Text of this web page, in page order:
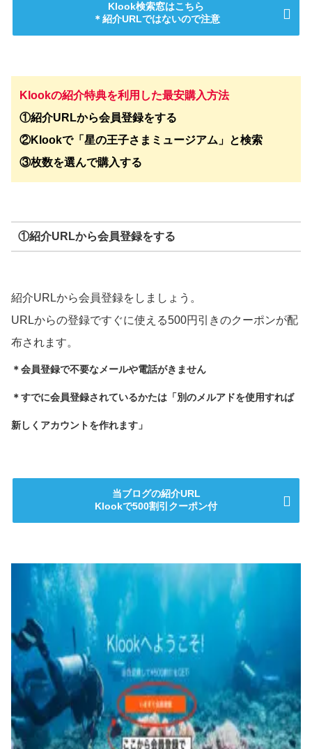
Klook検索窓はこちら
＊紹介URLではないので注意
Klookの紹介特典を利用した最安購入方法
①紹介URLから会員登録をする
②Klookで「星の王子さまミュージアム」と検索
③枚数を選んで購入する
①紹介URLから会員登録をする
紹介URLから会員登録をしましょう。
URLからの登録ですぐに使える500円引きのクーポンが配
布されます。
＊会員登録で不要なメールや電話がきません
＊すでに会員登録されているかたは「別のメルアドを使用すれば
新しくアカウントを作れます」
当ブログの紹介URL
Klookで500割引クーポン付